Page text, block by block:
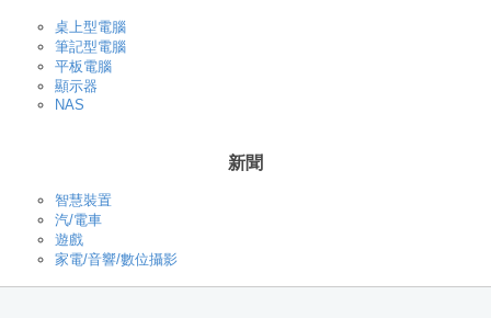
桌上型電腦
筆記型電腦
平板電腦
顯示器
NAS
新聞
智慧裝置
汽/電車
遊戲
家電/音響/數位攝影